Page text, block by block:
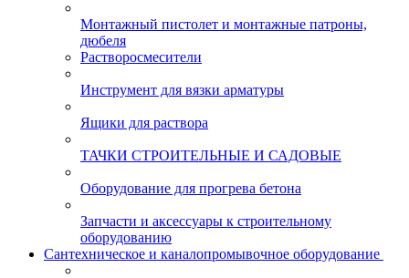
Монтажный пистолет и монтажные патроны,
дюбеля
Растворосмесители
Инструмент для вязки арматуры
Ящики для раствора
ТАЧКИ СТРОИТЕЛЬНЫЕ И САДОВЫЕ
Оборудование для прогрева бетона
Запчасти и аксессуары к строительному
оборудованию
Сантехническое и каналопромывочное оборудование